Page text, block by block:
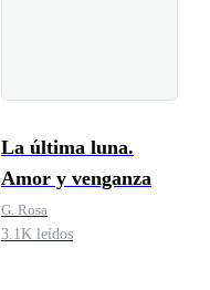
La última luna.
Amor y venganza
G. Rosa
3.1K leídos